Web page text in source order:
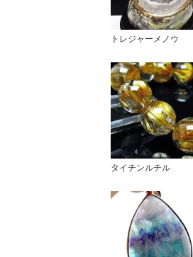
トレジャーメノウ
タイチンルチル